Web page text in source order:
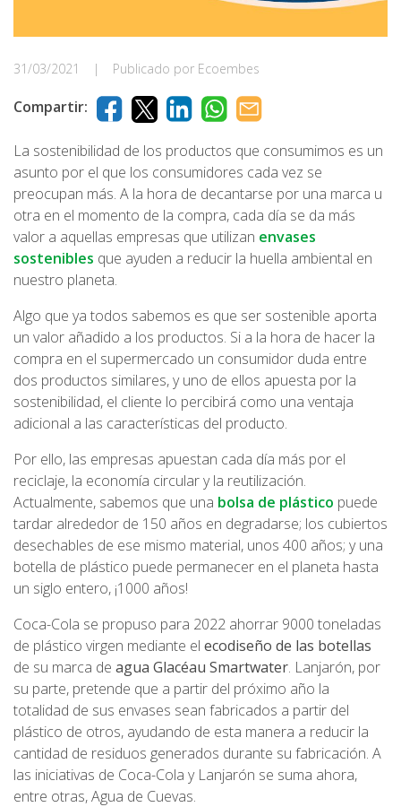
31/03/2021 | Publicado por Ecoembes
Compartir:
La sostenibilidad de los productos que consumimos es un
asunto por el que los consumidores cada vez se
preocupan más. A la hora de decantarse por una marca u
otra en el momento de la compra, cada día se da más
valor a aquellas empresas que utilizan envases
sostenibles que ayuden a reducir la huella ambiental en
nuestro planeta.
Algo que ya todos sabemos es que ser sostenible aporta
un valor añadido a los productos. Si a la hora de hacer la
compra en el supermercado un consumidor duda entre
dos productos similares, y uno de ellos apuesta por la
sostenibilidad, el cliente lo percibirá como una ventaja
adicional a las características del producto.
Por ello, las empresas apuestan cada día más por el
reciclaje, la economía circular y la reutilización.
Actualmente, sabemos que una bolsa de plástico puede
tardar alrededor de 150 años en degradarse; los cubiertos
desechables de ese mismo material, unos 400 años; y una
botella de plástico puede permanecer en el planeta hasta
un siglo entero, ¡1000 años!
Coca-Cola se propuso para 2022 ahorrar 9000 toneladas
de plástico virgen mediante el ecodiseño de las botellas
de su marca de agua Glacéau Smartwater. Lanjarón, por
su parte, pretende que a partir del próximo año la
totalidad de sus envases sean fabricados a partir del
plástico de otros, ayudando de esta manera a reducir la
cantidad de residuos generados durante su fabricación. A
las iniciativas de Coca-Cola y Lanjarón se suma ahora,
entre otras, Agua de Cuevas.